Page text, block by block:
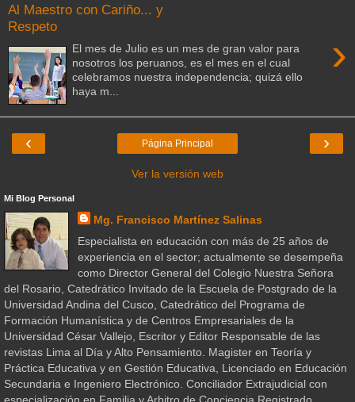
Al Maestro con Cariño... y
Respeto
›
El mes de Julio es un mes de gran valor para
nosotros los peruanos, es el mes en el cual
celebramos nuestra independencia; quizá ello
haya m...
‹ ›
Página Principal
Ver la versión web
Mi Blog Personal
Mg. Francisco Martínez Salinas
Especialista en educación con más de 25 años de
experiencia en el sector; actualmente se desempeña
como Director General del Colegio Nuestra Señora
del Rosario, Catedrático Invitado de la Escuela de Postgrado de la
Universidad Andina del Cusco, Catedrático del Programa de
Formación Humanística y de Centros Empresariales de la
Universidad César Vallejo, Escritor y Editor Responsable de las
revistas Lima al Día y Alto Pensamiento. Magister en Teoría y
Práctica Educativa y en Gestión Educativa, Licenciado en Educación
Secundaria e Ingeniero Electrónico. Conciliador Extrajudicial con